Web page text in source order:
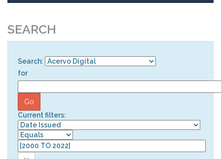
SEARCH
Search:
for
Current filters: